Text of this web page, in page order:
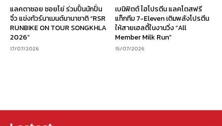
แลคตาซอย ซอยโย่ ร่วมปั้นนักปั่น
จิ๋ว แข่งทัวร์นาเมนต์นานาชาติ “RSR
RUNBIKE ON TOUR SONGKHLA
2026”
17/07/2026
เบนิฟิตต์ ไฮโปรตีน แลคโตสฟรี
แท็กทีม 7-Eleven เติมพลังโปรตีน
ให้สายเฮลตี้ในงานวิ่ง “All
Member Milk Run”
15/07/2026